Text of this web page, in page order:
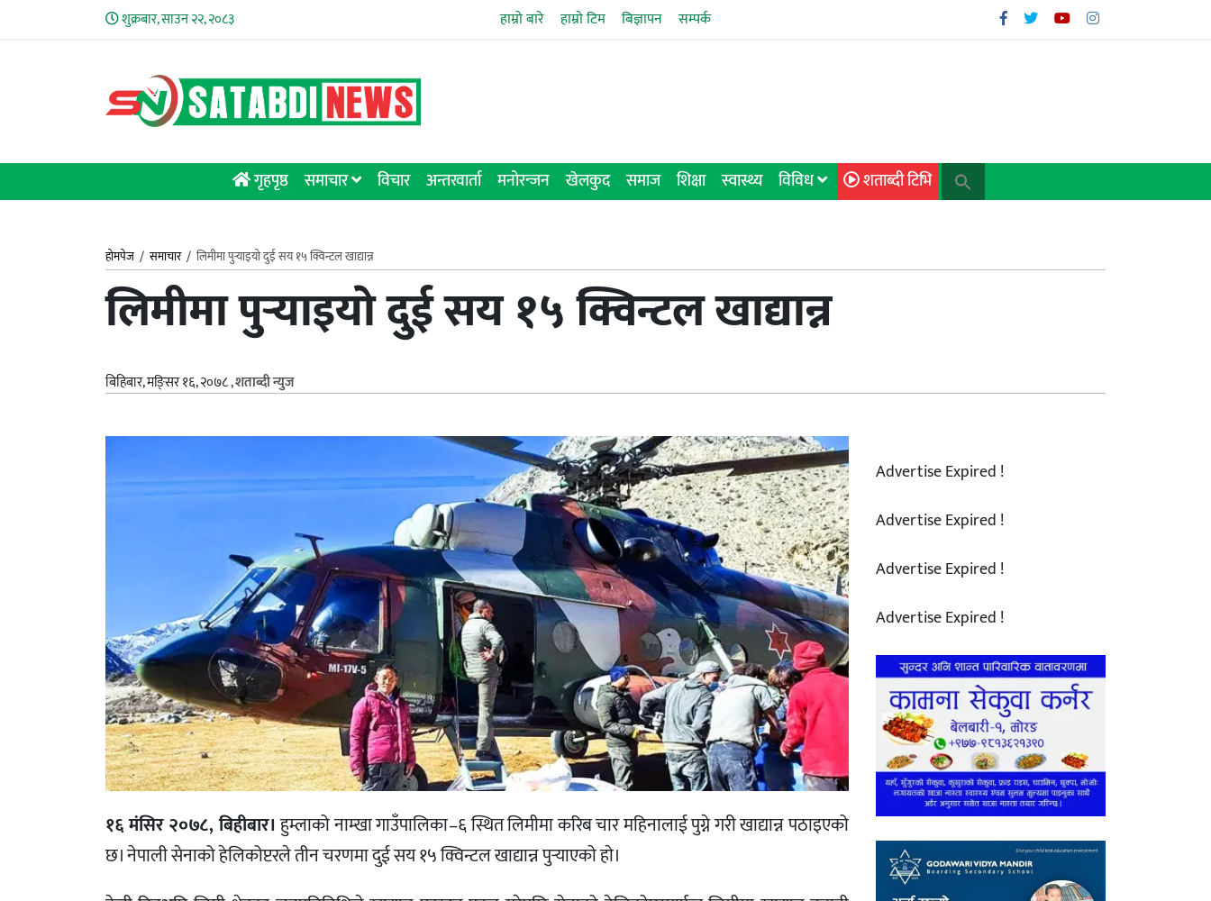
शुक्रबार, साउन २२, २०८३ हाम्रो बारे हाम्राे टिम बिज्ञापन सम्पर्क
गृहपृष्ठ समाचार विचार अन्तरवार्ता मनोरन्जन खेलकुद समाज शिक्षा स्वास्थ्य विविध शताब्दी टिभि
होमपेज /समाचार/ लिमीमा पुर्‍याइयाे दुई सय १५ क्विन्टल खाद्यान्न
लिमीमा पुर्‍याइयाे दुई सय १५ क्विन्टल खाद्यान्न
बिहिबार, मङि्सर १६, २०७८,शताब्दी न्युज
१६ मंसिर २०७८, बिहीबार।हुम्लाको नाम्खा गाउँपालिका–६ स्थित लिमीमा करिब चार महिनालाई पुग्ने गरी खाद्यान्न पठाइएको
छ। नेपाली सेनाको हेलिकोप्टरले तीन चरणमा दुई सय १५ क्विन्टल खाद्यान्न पुर्‍याएकाे हाे।
Advertise Expired !
Advertise Expired !
Advertise Expired !
Advertise Expired !